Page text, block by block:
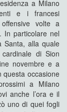
a Milano
e i francesi
volte a
In particolare nel
Santa, alla quale
di Sion
novembre e a
questa occasione
a Milano
anche l’ora e il
uno di quei fogli